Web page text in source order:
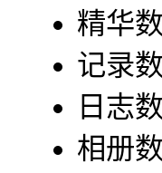
精华
记录
日志
相册